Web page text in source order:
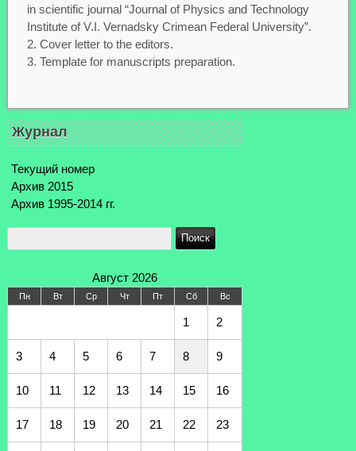
in scientific journal “Journal of Physics and Technology
Institute of V.I. Vernadsky Crimean Federal University”.
Cover letter to the editors.
Template for manuscripts preparation.
Журнал
Текущий номер
Архив 2015
Архив 1995-2014 гг.
Август 2026
Пн Вт Ср Чт Пт Сб Вс
1 2
3 4 5 6 7 8 9
10 11 12 13 14 15 16
17 18 19 20 21 22 23